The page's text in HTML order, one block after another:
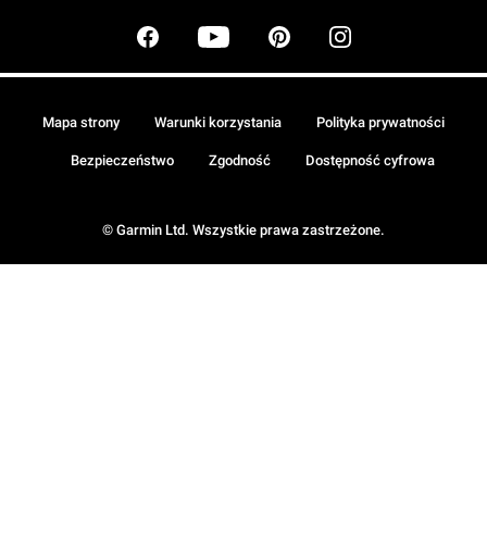
© Garmin Ltd. Wszystkie prawa zastrzeżone.
Mapa strony Warunki korzystania Polityka prywatności
Bezpieczeństwo Zgodność Dostępność cyfrowa